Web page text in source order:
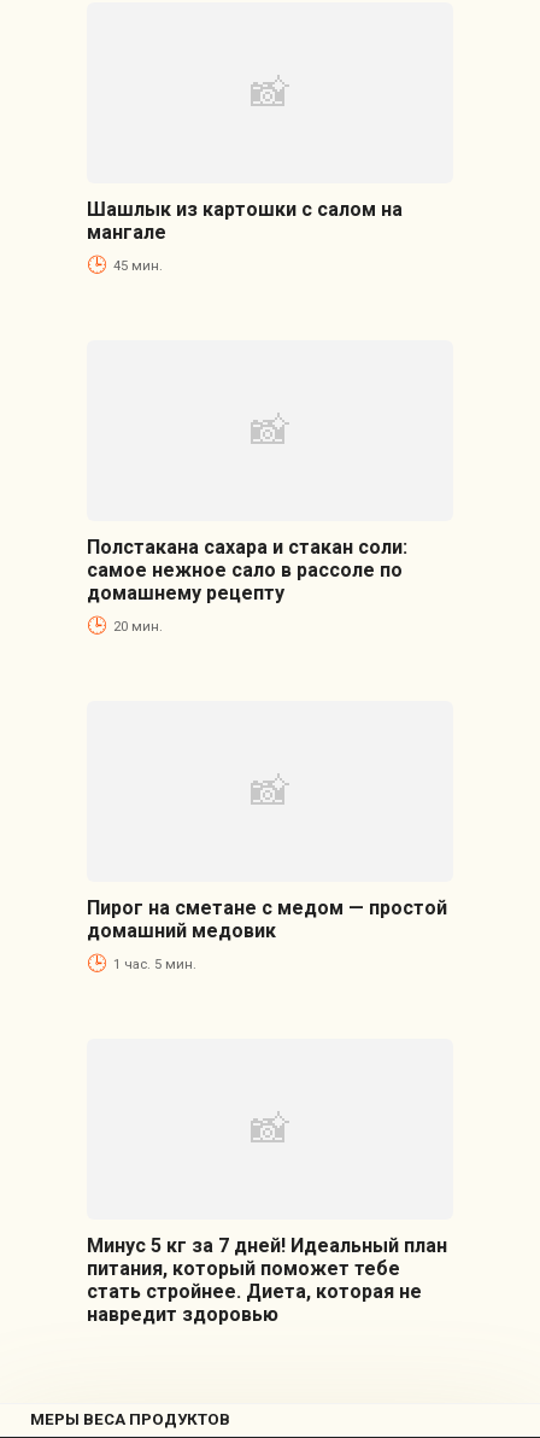
Шашлык из картошки с салом на
мангале
45 мин.
Полстакана сахара и стакан соли:
самое нежное сало в рассоле по
домашнему рецепту
20 мин.
Пирог на сметане с медом — простой
домашний медовик
1 час. 5 мин.
Минус 5 кг за 7 дней! Идеальный план
питания, который поможет тебе
стать стройнее. Диета, которая не
навредит здоровью
МЕРЫ ВЕСА ПРОДУКТОВ